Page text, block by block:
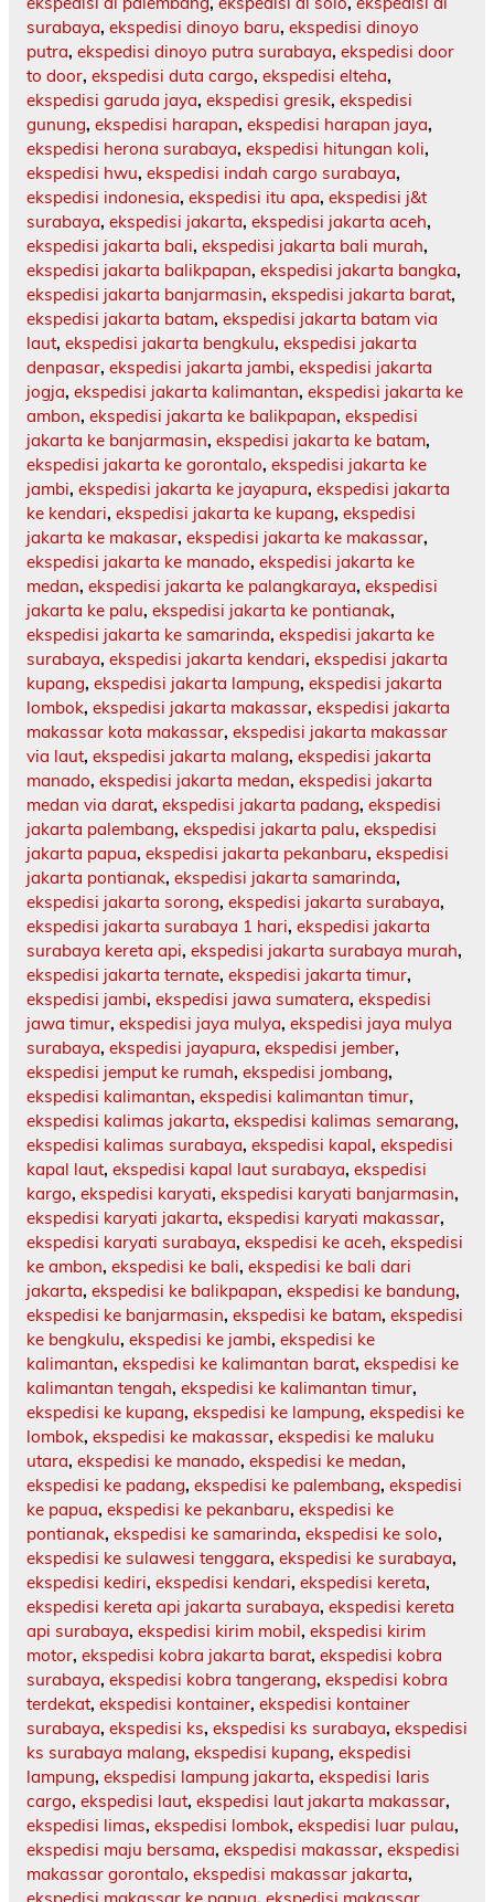
surabaya, ekspedisi dinoyo baru, ekspedisi dinoyo
putra, ekspedisi dinoyo putra surabaya, ekspedisi door
to door, ekspedisi duta cargo, ekspedisi elteha,
ekspedisi garuda jaya, ekspedisi gresik, ekspedisi
gunung, ekspedisi harapan, ekspedisi harapan jaya,
ekspedisi herona surabaya, ekspedisi hitungan koli,
ekspedisi hwu, ekspedisi indah cargo surabaya,
ekspedisi indonesia, ekspedisi itu apa, ekspedisi j&t
surabaya, ekspedisi jakarta, ekspedisi jakarta aceh,
ekspedisi jakarta bali, ekspedisi jakarta bali murah,
ekspedisi jakarta balikpapan, ekspedisi jakarta bangka,
ekspedisi jakarta banjarmasin, ekspedisi jakarta barat,
ekspedisi jakarta batam, ekspedisi jakarta batam via
laut, ekspedisi jakarta bengkulu, ekspedisi jakarta
denpasar, ekspedisi jakarta jambi, ekspedisi jakarta
jogja, ekspedisi jakarta kalimantan, ekspedisi jakarta ke
ambon, ekspedisi jakarta ke balikpapan, ekspedisi
jakarta ke banjarmasin, ekspedisi jakarta ke batam,
ekspedisi jakarta ke gorontalo, ekspedisi jakarta ke
jambi, ekspedisi jakarta ke jayapura, ekspedisi jakarta
ke kendari, ekspedisi jakarta ke kupang, ekspedisi
jakarta ke makasar, ekspedisi jakarta ke makassar,
ekspedisi jakarta ke manado, ekspedisi jakarta ke
medan, ekspedisi jakarta ke palangkaraya, ekspedisi
jakarta ke palu, ekspedisi jakarta ke pontianak,
ekspedisi jakarta ke samarinda, ekspedisi jakarta ke
surabaya, ekspedisi jakarta kendari, ekspedisi jakarta
kupang, ekspedisi jakarta lampung, ekspedisi jakarta
lombok, ekspedisi jakarta makassar, ekspedisi jakarta
makassar kota makassar, ekspedisi jakarta makassar
via laut, ekspedisi jakarta malang, ekspedisi jakarta
manado, ekspedisi jakarta medan, ekspedisi jakarta
medan via darat, ekspedisi jakarta padang, ekspedisi
jakarta palembang, ekspedisi jakarta palu, ekspedisi
jakarta papua, ekspedisi jakarta pekanbaru, ekspedisi
jakarta pontianak, ekspedisi jakarta samarinda,
ekspedisi jakarta sorong, ekspedisi jakarta surabaya,
ekspedisi jakarta surabaya 1 hari, ekspedisi jakarta
surabaya kereta api, ekspedisi jakarta surabaya murah,
ekspedisi jakarta ternate, ekspedisi jakarta timur,
ekspedisi jambi, ekspedisi jawa sumatera, ekspedisi
jawa timur, ekspedisi jaya mulya, ekspedisi jaya mulya
surabaya, ekspedisi jayapura, ekspedisi jember,
ekspedisi jemput ke rumah, ekspedisi jombang,
ekspedisi kalimantan, ekspedisi kalimantan timur,
ekspedisi kalimas jakarta, ekspedisi kalimas semarang,
ekspedisi kalimas surabaya, ekspedisi kapal, ekspedisi
kapal laut, ekspedisi kapal laut surabaya, ekspedisi
kargo, ekspedisi karyati, ekspedisi karyati banjarmasin,
ekspedisi karyati jakarta, ekspedisi karyati makassar,
ekspedisi karyati surabaya, ekspedisi ke aceh, ekspedisi
ke ambon, ekspedisi ke bali, ekspedisi ke bali dari
jakarta, ekspedisi ke balikpapan, ekspedisi ke bandung,
ekspedisi ke banjarmasin, ekspedisi ke batam, ekspedisi
ke bengkulu, ekspedisi ke jambi, ekspedisi ke
kalimantan, ekspedisi ke kalimantan barat, ekspedisi ke
kalimantan tengah, ekspedisi ke kalimantan timur,
ekspedisi ke kupang, ekspedisi ke lampung, ekspedisi ke
lombok, ekspedisi ke makassar, ekspedisi ke maluku
utara, ekspedisi ke manado, ekspedisi ke medan,
ekspedisi ke padang, ekspedisi ke palembang, ekspedisi
ke papua, ekspedisi ke pekanbaru, ekspedisi ke
pontianak, ekspedisi ke samarinda, ekspedisi ke solo,
ekspedisi ke sulawesi tenggara, ekspedisi ke surabaya,
ekspedisi kediri, ekspedisi kendari, ekspedisi kereta,
ekspedisi kereta api jakarta surabaya, ekspedisi kereta
api surabaya, ekspedisi kirim mobil, ekspedisi kirim
motor, ekspedisi kobra jakarta barat, ekspedisi kobra
surabaya, ekspedisi kobra tangerang, ekspedisi kobra
terdekat, ekspedisi kontainer, ekspedisi kontainer
surabaya, ekspedisi ks, ekspedisi ks surabaya, ekspedisi
ks surabaya malang, ekspedisi kupang, ekspedisi
lampung, ekspedisi lampung jakarta, ekspedisi laris
cargo, ekspedisi laut, ekspedisi laut jakarta makassar,
ekspedisi limas, ekspedisi lombok, ekspedisi luar pulau,
ekspedisi maju bersama, ekspedisi makassar, ekspedisi
makassar gorontalo, ekspedisi makassar jakarta,